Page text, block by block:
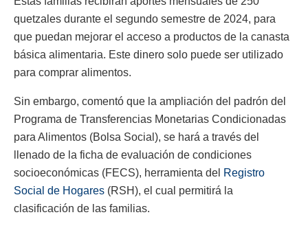
quetzales durante el segundo semestre de 2024, para
que puedan mejorar el acceso a productos de la canasta
básica alimentaria. Este dinero solo puede ser utilizado
para comprar alimentos.
Sin embargo, comentó que la ampliación del padrón del
Programa de Transferencias Monetarias Condicionadas
para Alimentos (Bolsa Social), se hará a través del
llenado de la ficha de evaluación de condiciones
socioeconómicas (FECS), herramienta del Registro
Social de Hogares (RSH), el cual permitirá la
clasificación de las familias.